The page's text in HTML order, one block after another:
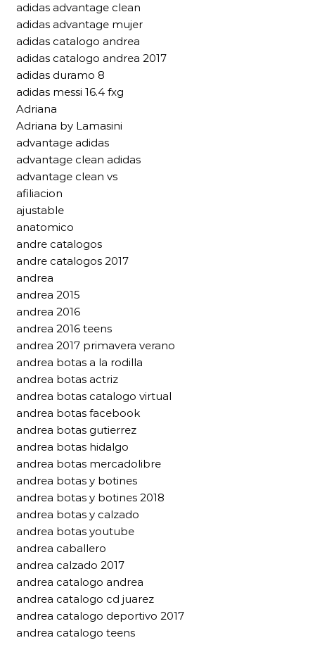
adidas advantage clean
adidas advantage mujer
adidas catalogo andrea
adidas catalogo andrea 2017
adidas duramo 8
adidas messi 16.4 fxg
Adriana
Adriana by Lamasini
advantage adidas
advantage clean adidas
advantage clean vs
afiliacion
ajustable
anatomico
andre catalogos
andre catalogos 2017
andrea
andrea 2015
andrea 2016
andrea 2016 teens
andrea 2017 primavera verano
andrea botas a la rodilla
andrea botas actriz
andrea botas catalogo virtual
andrea botas facebook
andrea botas gutierrez
andrea botas hidalgo
andrea botas mercadolibre
andrea botas y botines
andrea botas y botines 2018
andrea botas y calzado
andrea botas youtube
andrea caballero
andrea calzado 2017
andrea catalogo andrea
andrea catalogo cd juarez
andrea catalogo deportivo 2017
andrea catalogo teens